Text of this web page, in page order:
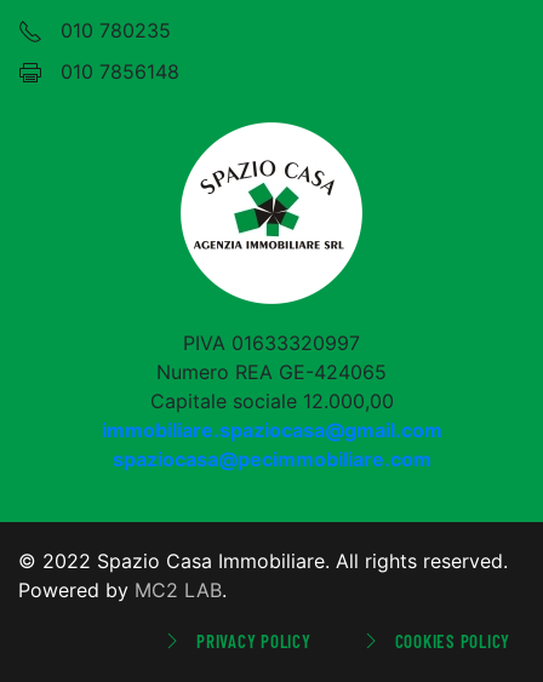
010 780235
010 7856148
PIVA 01633320997
Numero REA GE-424065
Capitale sociale 12.000,00
immobiliare.spaziocasa@gmail.com
spaziocasa@pecimmobiliare.com
© 2022 Spazio Casa Immobiliare. All rights reserved.
Powered by MC2 LAB.
PRIVACY POLICY COOKIES POLICY